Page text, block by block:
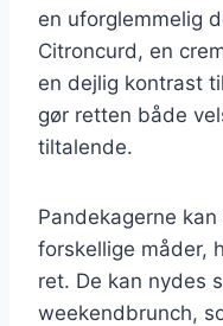
en uforglemmelig
Citroncurd, en
en dejlig kontrast
gør retten både
tiltalende.
Pandekagerne
forskellige måder,
ret. De kan nydes
weekendbrunch,